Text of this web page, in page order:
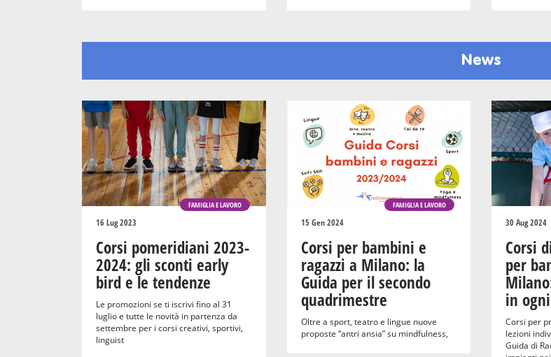
News
FAMIGLIA E LAVORO
16 Lug 2023
Corsi pomeridiani 2023-
2024: gli sconti early
bird e le tendenze
Le promozioni se ti iscrivi fino al 31
luglio e tutte le novità in partenza da
settembre per i corsi creativi, sportivi,
linguist
FAMIGLIA E LAVORO
15 Gen 2024
Corsi per bambini e
ragazzi a Milano: la
Guida per il secondo
quadrimestre
Oltre a sport, teatro e lingue nuove
proposte “antri ansia” su mindfulness,
30 Aug 2024
Corsi
per
in
Corsi per
lezioni
Guida di